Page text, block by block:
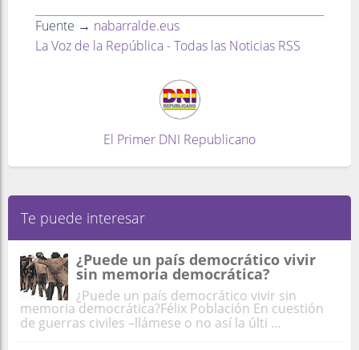
Fuente → nabarralde.eus
La Voz de la República - Todas las Noticias RSS
El Primer DNI Republicano
Te puede interesar
¿Puede un país democrático vivir
sin memoria democrática?
¿Puede un país democrático vivir sin
memoria democrática?Félix Población En cuestión
de guerras civiles –llámese o no así la últi ...